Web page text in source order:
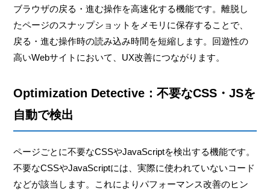
ブラウザの戻る・進む操作を高速化する機能です。離脱し
たページのスナップショットをメモリに保存することで、
戻る・進む操作時の読み込み時間を短縮します。回遊性の
高いWebサイトにおいて、UX改善につながります。
Optimization Detective：不要なCSS・JSを
自動で検出
ページごとに不要なCSSやJavaScriptを検出する機能です。
不要なCSSやJavaScriptには、実際に使われていないコード
などが該当します。これによりパフォーマンス改善のヒン